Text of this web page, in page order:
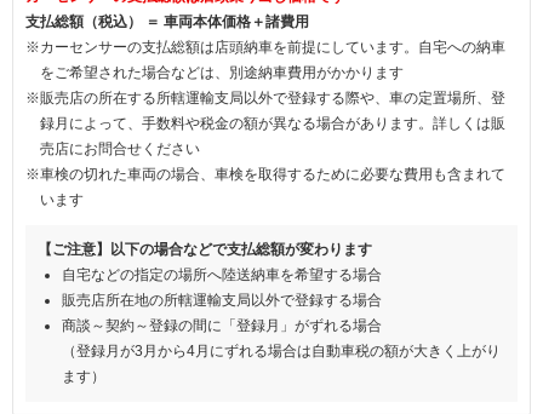
支払総額（税込） ＝ 車両本体価格＋諸費用
※カーセンサーの支払総額は店頭納車を前提にしています。自宅への納車
をご希望された場合などは、別途納車費用がかかります
※販売店の所在する所轄運輸支局以外で登録する際や、車の定置場所、登
録月によって、手数料や税金の額が異なる場合があります。詳しくは販
売店にお問合せください
※車検の切れた車両の場合、車検を取得するために必要な費用も含まれて
います
【ご注意】以下の場合などで支払総額が変わります
自宅などの指定の場所へ陸送納車を希望する場合
販売店所在地の所轄運輸支局以外で登録する場合
商談～契約～登録の間に「登録月」がずれる場合
（登録月が3月から4月にずれる場合は自動車税の額が大きく上がり
ます）